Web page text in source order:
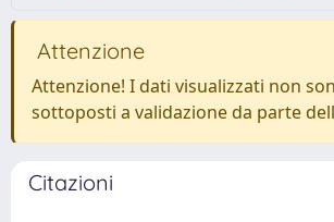
Attenzione
Attenzione! I dati visualizzati non
sottoposti a validazione da parte
Citazioni